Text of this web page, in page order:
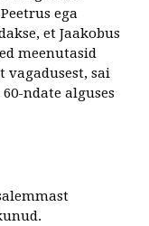
ega
et Jaakobus
meenutasid
sai
ndate alguses